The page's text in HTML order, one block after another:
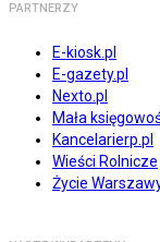
PARTNERZY
E-kiosk.pl
E-gazety.pl
Nexto.pl
Mała
Kancelarierp.pl
Wieści Rolnicze
Życie